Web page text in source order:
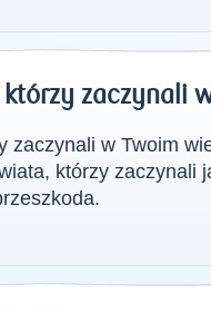
zaczynali
zaczynali w Twoim
którzy zaczynali